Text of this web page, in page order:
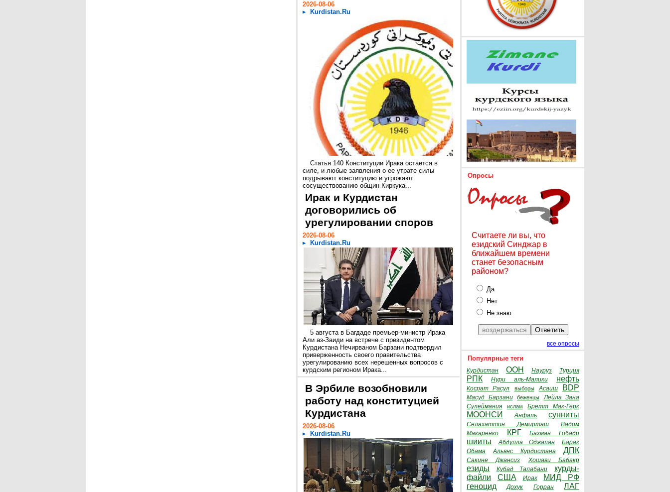
2026-08-06
Kurdistan.Ru
Статья 140 Конституции Ирака остается в
силе, и любые заявления о ее утрате силы
подрывают конституцию и угрожают
сосуществованию общин Киркука...
Ирак и Курдистан
договорились об
урегулировании споров
2026-08-06
Kurdistan.Ru
5 августа в Багдаде премьер-министр Ирака
Али аз-Заиди на встрече с президентом
Курдистана Нечирваном Барзани подтвердил
приверженность своего правительства
урегулированию всех нерешенных вопросов с
курдским регионом Ирака...
В Эрбиле возобновили
работу над конституцией
Курдистана
2026-08-06
Kurdistan.Ru
Опросы
Считаете ли вы, что
езидский Синджар в
ближайшем времени
станет безопасным
районом?
Да
Нет
Не знаю
все опросы
Популярные теги
Курдистан ООН Науруз Турция
РПК Нури аль-Малики нефть
Косрат Расул выборы Асаиш BDP
Масуд Барзани беженцы
Лейла Зана
Сулеймания
ислам Бретт Мак-Герк
МООНСИ Анфаль сунниты
Селахаттин Демирташ
Вадим
Макаренко
КРГ Бахман Гобади
шииты Абдулла Оджалан
Барак
Обама
Альянс Курдистана ДПК
Сакине Джансиз Хошави Бабакр
езиды Кубад Талабани
курды-
файли
США Ирак
МИД РФ
геноцид
Дохук Горран ЛАГ